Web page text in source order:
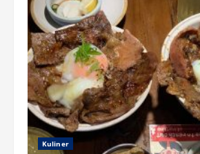
Kuliner